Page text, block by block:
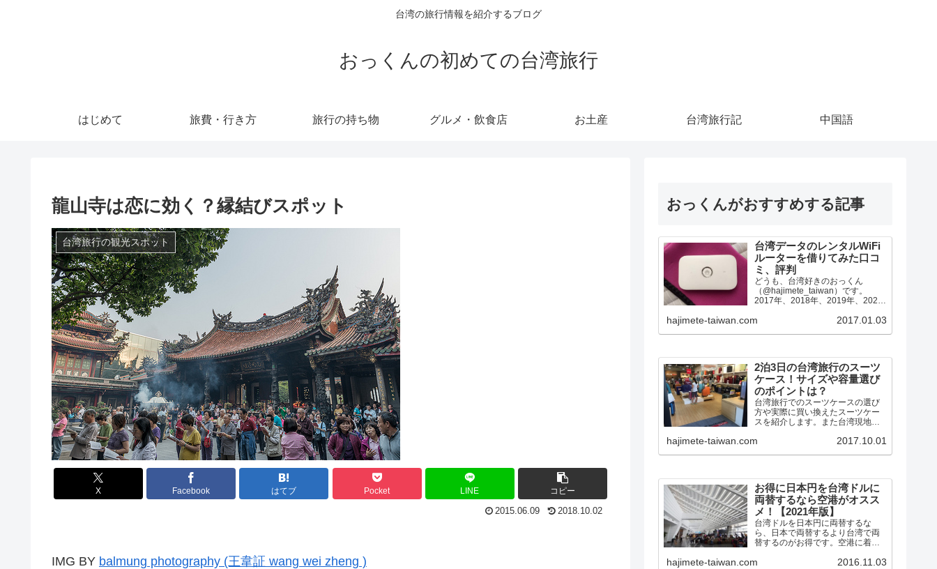
台湾の旅行情報を紹介するブログ
おっくんの初めての台湾旅行
はじめて 旅費・行き方 旅行の持ち物 グルメ・飲食店 お土産 台湾旅行記 中国語
龍山寺は恋に効く？縁結びスポット
台湾旅行の観光スポット
X Facebook はてブ Pocket LINE コピー
2015.06.09 2018.10.02
IMG BY balmung photography (王韋証 wang wei zheng )
おっくんがおすすめする記事
台湾データのレンタルWiFi
ルーターを借りてみた口コ
ミ、評判
どうも、台湾好きのおっくん
（@hajimete_taiwan）です。
2017年、2018年、2019年、2022
ルーターをレンタルしました。 台
hajimete-taiwan.com 2017.01.03
2泊3日の台湾旅行のスーツ
ケース！サイズや容量選び
のポイントは？
台湾旅行でのスーツケースの選び
方や実際に買い換えたスーツケー
スを紹介します。また台湾現地で
の場所も紹介します。
hajimete-taiwan.com 2017.10.01
お得に日本円を台湾ドルに
両替するなら空港がオスス
メ！【2021年版】
台湾ドルを日本円に両替するな
ら、日本で両替するより台湾で両
替するのがお得です。空港に着い
使えて便利です。今回は台湾旅行
hajimete-taiwan.com 2016.11.03